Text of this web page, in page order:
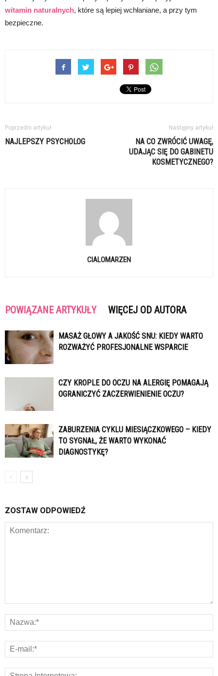
witamin naturalnych, które są lepiej wchłaniane, a przy tym
bezpieczne.
Poprzedni artykuł
NAJLEPSZY PSYCHOLOG
Następny artykuł
NA CO ZWRÓCIĆ UWAGĘ,
UDAJĄC SIĘ DO GABINETU
KOSMETYCZNEGO?
CIALOMARZEN
POWIĄZANE ARTYKUŁY WIĘCEJ OD AUTORA
MASAŻ GŁOWY A JAKOŚĆ SNU: KIEDY WARTO
ROZWAŻYĆ PROFESJONALNE WSPARCIE
CZY KROPLE DO OCZU NA ALERGIĘ POMAGAJĄ
OGRANICZYĆ ZACZERWIENIENIE OCZU?
ZABURZENIA CYKLU MIESIĄCZKOWEGO – KIEDY
TO SYGNAŁ, ŻE WARTO WYKONAĆ
DIAGNOSTYKĘ?
ZOSTAW ODPOWIEDŹ